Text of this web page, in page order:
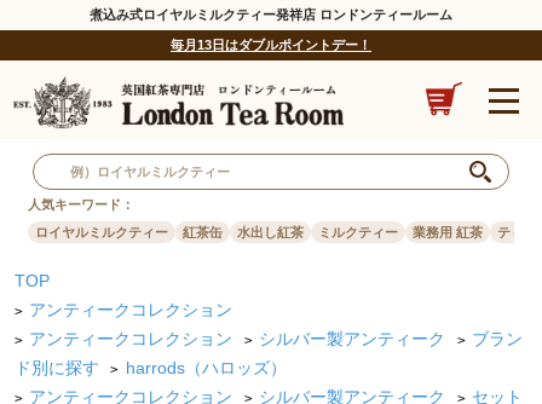
煮込み式ロイヤルミルクティー発祥店 ロンドンティールーム
毎月13日はダブルポイントデー！
人気キーワード：
ロイヤルミルクティー
紅茶缶 水出し紅茶 ミルクティー 業務用 紅茶 ティー
TOP
> アンティークコレクション
> アンティークコレクション > シルバー製アンティーク > ブラン
ド別に探す
> harrods（ハロッズ）
> アンティークコレクション > シルバー製アンティーク > セット